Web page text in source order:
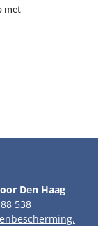
met
Den Haag
538